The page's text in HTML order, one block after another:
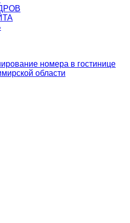
номера в гостинице
области